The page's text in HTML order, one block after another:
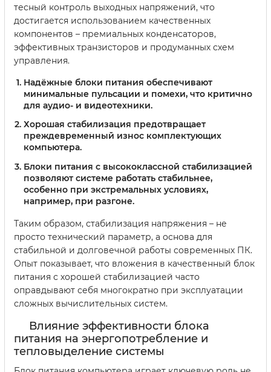
тесный контроль выходных напряжений, что
достигается использованием качественных
компонентов – премиальных конденсаторов,
эффективных транзисторов и продуманных схем
управления.
Надёжные блоки питания обеспечивают
минимальные пульсации и помехи, что критично
для аудио- и видеотехники.
Хорошая стабилизация предотвращает
преждевременный износ комплектующих
компьютера.
Блоки питания с высококлассной стабилизацией
позволяют системе работать стабильнее,
особенно при экстремальных условиях,
например, при разгоне.
Таким образом, стабилизация напряжения – не
просто технический параметр, а основа для
стабильной и долговечной работы современных ПК.
Опыт показывает, что вложения в качественный блок
питания с хорошей стабилизацией часто
оправдывают себя многократно при эксплуатации
сложных вычислительных систем.
Влияние эффективности блока
питания на энергопотребление и
тепловыделение системы